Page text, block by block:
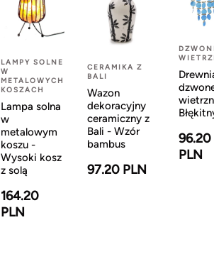
LAMPY SOLNE
W
METALOWYCH
KOSZACH
Lampa solna
w
metalowym
koszu -
Wysoki kosz
z solą
164.20
PLN
CERAMIKA Z
BALI
Wazon
dekoracyjny
ceramiczny z
Bali - Wzór
bambus
97.20 PLN
96.20
PLN